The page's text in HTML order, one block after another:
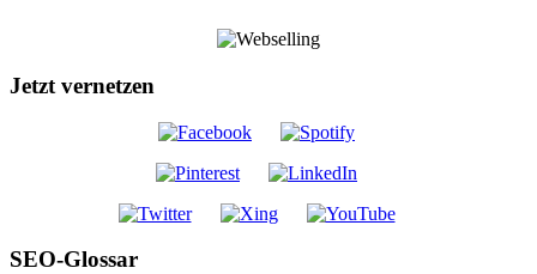
Jetzt vernetzen
SEO-Glossar